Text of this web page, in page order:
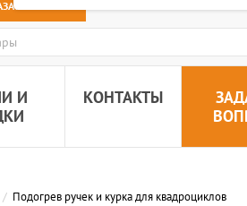
ЗВОНОК
И
КОНТАКТЫ
/ Подогрев ручек и курка для квадроциклов